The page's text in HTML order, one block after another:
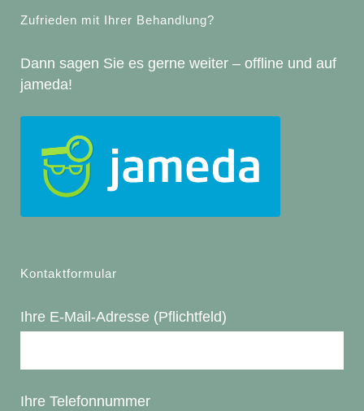
Zufrieden mit Ihrer Behandlung?
Dann sagen Sie es gerne weiter – offline und auf
jameda!
Kontaktformular
Ihre E-Mail-Adresse (Pflichtfeld)
Ihre Telefonnummer